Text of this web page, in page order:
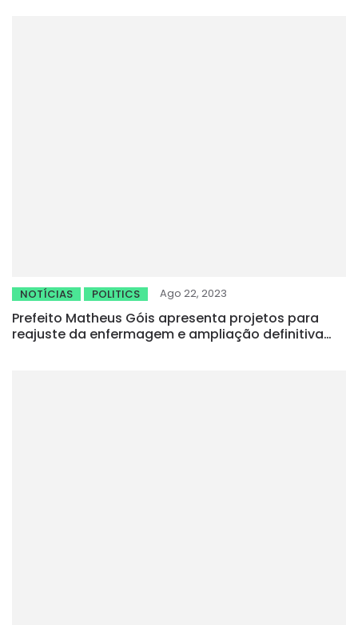
NOTÍCIAS POLITICS Ago 22, 2023
Prefeito Matheus Góis apresenta projetos para
reajuste da enfermagem e ampliação definitiva